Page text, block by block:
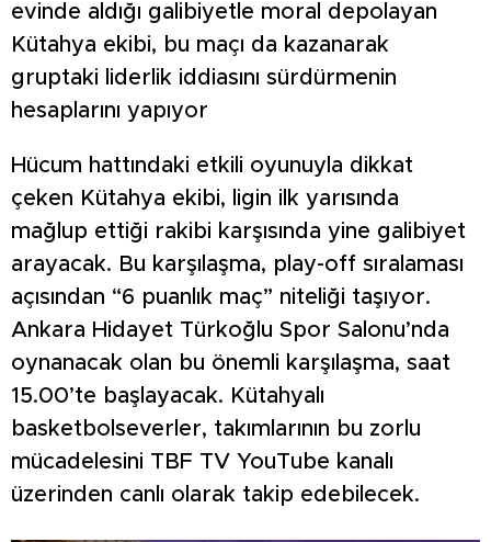
evinde aldığı galibiyetle moral depolayan
Kütahya ekibi, bu maçı da kazanarak
gruptaki liderlik iddiasını sürdürmenin
hesaplarını yapıyor
Hücum hattındaki etkili oyunuyla dikkat
çeken Kütahya ekibi, ligin ilk yarısında
mağlup ettiği rakibi karşısında yine galibiyet
arayacak. Bu karşılaşma, play-off sıralaması
açısından “6 puanlık maç” niteliği taşıyor.
Ankara Hidayet Türkoğlu Spor Salonu’nda
oynanacak olan bu önemli karşılaşma, saat
15.00’te başlayacak. Kütahyalı
basketbolseverler, takımlarının bu zorlu
mücadelesini TBF TV YouTube kanalı
üzerinden canlı olarak takip edebilecek.